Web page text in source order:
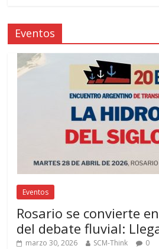
Eventos
Eventos
Rosario se convierte
del debate fluvial:
marzo 30, 2026 SCM-Think 0